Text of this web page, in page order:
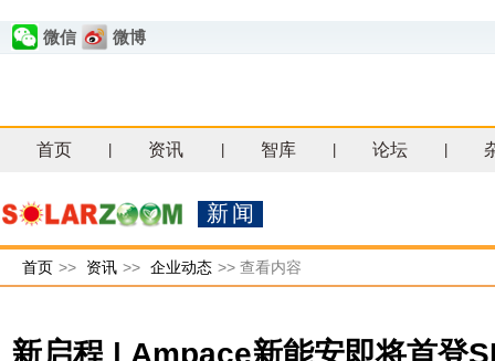
微信 微博
首页 资讯 智库 论坛
新闻
首页 >> 资讯 >> 企业动态 >> 查看内容
新启程 | Ampace新能安即将首登